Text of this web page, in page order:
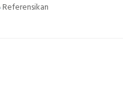
Referensikan